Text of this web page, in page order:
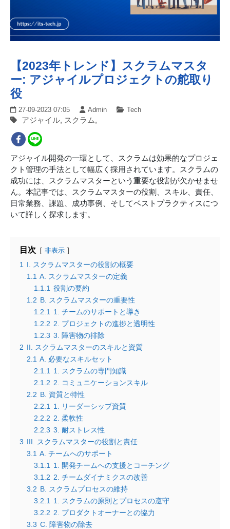
【2023年トレンド】スクラムマスタ
ー: アジャイルプロジェクトの舵取り
役
27-09-2023 07:05 Admin Tech
アジャイル, スクラム,
アジャイル開発の一環として、スクラムは効果的なプロジェ
クト管理の手法として幅広く採用されています。スクラムの
成功には、スクラムマスターという重要な役割が欠かせませ
ん。本記事では、スクラムマスターの役割、スキル、責任、
日常業務、課題、成功事例、そしてベストプラクティスにつ
いて詳しく探求します。
目次 非表示
1
I. スクラムマスターの役割の概要
1.1 A. スクラムマスターの定義
1.1.1 役割の要約
1.2 B. スクラムマスターの重要性
1.2.1
1. チームのサポートと導き
1.2.2 2. プロジェクトの進捗と透明性
1.2.3 3. 障害物の排除
2 II. スクラムマスターのスキルと資質
2.1 A. 必要なスキルセット
2.1.1
1. スクラムの専門知識
2.1.2 2. コミュニケーションスキル
2.2 B. 資質と特性
2.2.1
1. リーダーシップ資質
2.2.2 2. 柔軟性
2.2.3 3. 耐ストレス性
3 III. スクラムマスターの役割と責任
3.1 A. チームへのサポート
3.1.1
1. 開発チームへの支援とコーチング
3.1.2 2. チームダイナミクスの改善
3.2 B. スクラムプロセスの維持
3.2.1
1. スクラムの原則とプロセスの遵守
3.2.2 2. プロダクトオーナーとの協力
3.3 C. 障害物の除去